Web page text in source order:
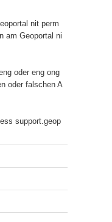
nit perm
am Geoportal ni
oder eng ong
oder falschen A
support.geop